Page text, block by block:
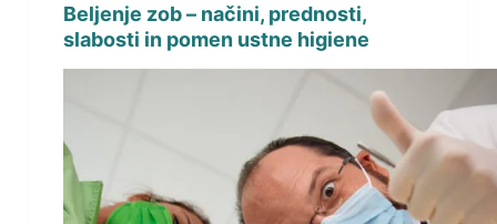
Beljenje zob – načini, prednosti,
slabosti in pomen ustne higiene